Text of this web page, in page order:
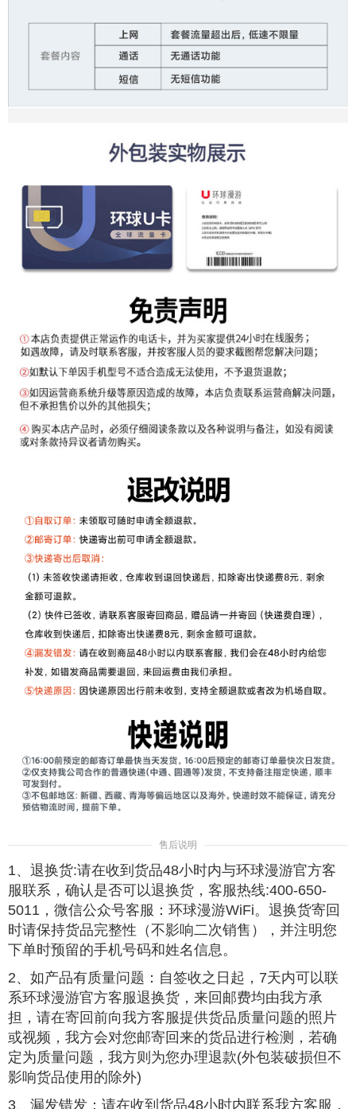
售后说明
1、退换货:请在收到货品48小时内与环球漫游官方客
服联系，确认是否可以退换货，客服热线:400-650-
5011，微信公众号客服：环球漫游WiFi。退换货寄回
时请保持货品完整性（不影响二次销售），并注明您
下单时预留的手机号码和姓名信息。
2、如产品有质量问题：自签收之日起，7天内可以联
系环球漫游官方客服退换货，来回邮费均由我方承
担，请在寄回前向我方客服提供货品质量问题的照片
或视频，我方会对您邮寄回来的货品进行检测，若确
定为质量问题，我方则为您办理退款(外包装破损但不
影响货品使用的除外)
3、漏发错发：请在收到货品48小时内联系我方客服，